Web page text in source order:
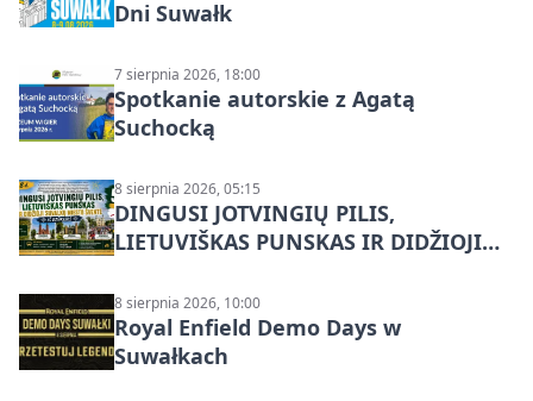
Dni Suwałk
7 sierpnia 2026, 18:00
Spotkanie autorskie z Agatą
Suchocką
8 sierpnia 2026, 05:15
DINGUSI JOTVINGIŲ PILIS,
LIETUVIŠKAS PUNSKAS IR DIDŽIOJI
DZŪKIJOS – jednodienė kelionė
8 sierpnia 2026, 10:00
Royal Enfield Demo Days w
Suwałkach